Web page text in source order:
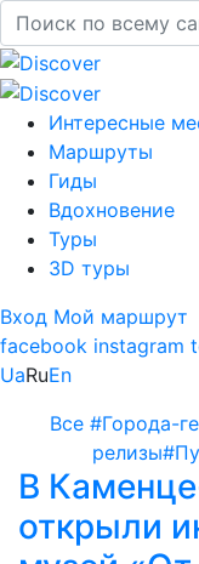
Интересные
Маршруты
Гиды
Вдохновение
Туры
3D туры
Вход Мой маршрут
facebook instagram
UaRuEn
Все #Города-
релизы
В
открыли